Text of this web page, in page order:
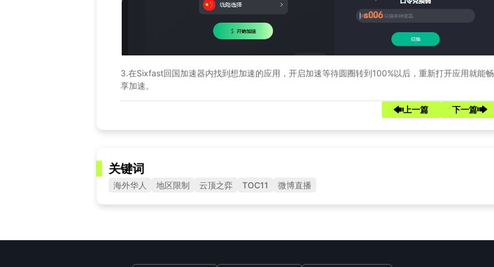
3.在Sixfast回国加速器内找到想加速的应用，开启加速等待圆圈转到100%以后，重新打开应用就能畅
享加速。
上一篇 下一篇
关键词
海外华人 地区限制 云顶之弈 TOC11 微博直播